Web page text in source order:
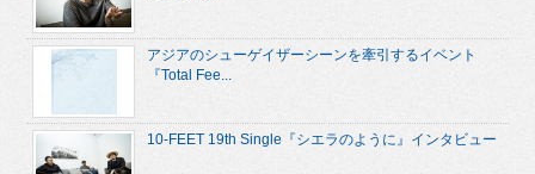
アジアのシューゲイザーシーンを牽引するイベント
『Total Fee...
10-FEET 19th Single『シエラのように』インタビュー